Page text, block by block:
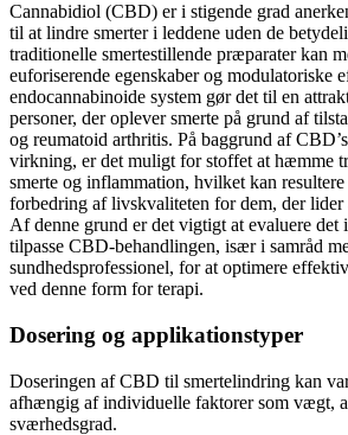
Cannabidiol (CBD) er i stigende grad
til at lindre smerter i leddene uden de
traditionelle smertestillende præparater kan
euforiserende egenskaber og modulatoriske
endocannabinoide system gør det til en
personer, der oplever smerte på grund af
og reumatoid arthritis. På baggrund af
virkning, er det muligt for stoffet at hæmme
smerte og inflammation, hvilket kan
forbedring af livskvaliteten for dem, der lider
Af denne grund er det vigtigt at evaluere
tilpasse CBD-behandlingen, især i samråd
sundhedsprofessionel, for at optimere
ved denne form for terapi.
Dosering og applikationstyper
Doseringen af CBD til smertelindring kan
afhængig af individuelle faktorer som vægt,
sværhedsgrad.